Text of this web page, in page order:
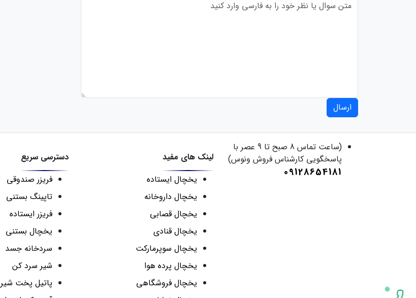
ارسال
(ساعت تماس 8 صبح تا 9 عصر با
پاسخگویی کارشناس فروش ونوس)
09128654181
لینک های مفید
یخچال ایستاده
یخچال داروخانه
یخچال قصابی
یخچال قنادی
یخچال سوپرمارکت
یخچال پرده هوا
یخچال فروشگاهی
دسترسی سریع
فریزر صندوقی
تاپینگ بستنی
فریزر ایستاده
یخچال بستنی
سردخانه جسد
شیر سرد کن
پاتیل پخت شیر